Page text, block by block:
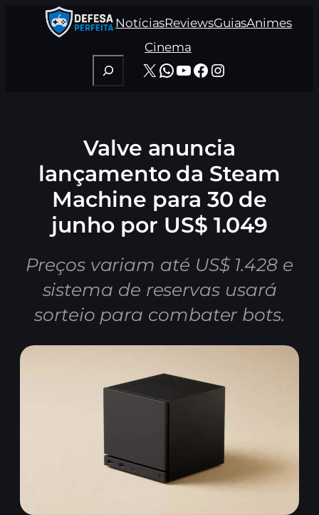
NotíciasReviewsGuiasAnimes
Cinema
Pesquisar
X WhatsApp
Youtube
Facebook
Instagram
Valve anuncia
lançamento da Steam
Machine para 30 de
junho por US$ 1.049
Preços variam até US$ 1.428 e
sistema de reservas usará
sorteio para combater bots.